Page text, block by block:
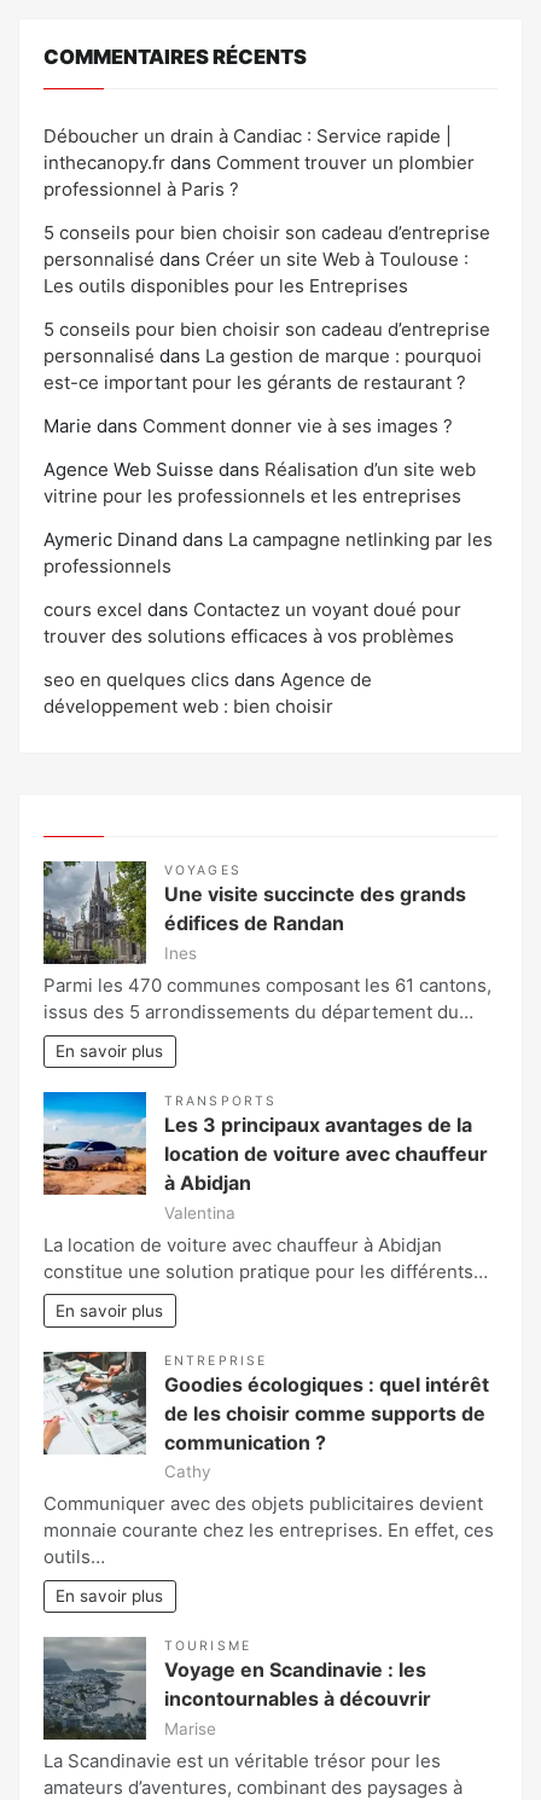
COMMENTAIRES RÉCENTS
Déboucher un drain à Candiac : Service rapide |
inthecanopy.fr dans Comment trouver un plombier
professionnel à Paris ?
5 conseils pour bien choisir son cadeau d’entreprise
personnalisé dans Créer un site Web à Toulouse :
Les outils disponibles pour les Entreprises
5 conseils pour bien choisir son cadeau d’entreprise
personnalisé dans La gestion de marque : pourquoi
est-ce important pour les gérants de restaurant ?
Marie dans Comment donner vie à ses images ?
Agence Web Suisse dans Réalisation d’un site web
vitrine pour les professionnels et les entreprises
Aymeric Dinand dans La campagne netlinking par les
professionnels
cours excel dans Contactez un voyant doué pour
trouver des solutions efficaces à vos problèmes
seo en quelques clics dans Agence de
développement web : bien choisir
VOYAGES
Une visite succincte des grands
édifices de Randan
Ines
Parmi les 470 communes composant les 61 cantons,
issus des 5 arrondissements du département du…
En savoir plus
TRANSPORTS
Les 3 principaux avantages de la
location de voiture avec chauffeur
à Abidjan
Valentina
La location de voiture avec chauffeur à Abidjan
constitue une solution pratique pour les différents…
En savoir plus
ENTREPRISE
Goodies écologiques : quel intérêt
de les choisir comme supports de
communication ?
Cathy
Communiquer avec des objets publicitaires devient
monnaie courante chez les entreprises. En effet, ces
outils…
En savoir plus
TOURISME
Voyage en Scandinavie : les
incontournables à découvrir
Marise
La Scandinavie est un véritable trésor pour les
amateurs d’aventures, combinant des paysages à